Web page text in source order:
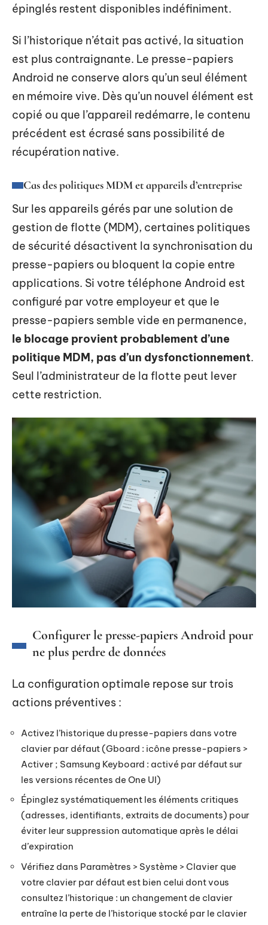
épinglés restent disponibles indéfiniment.
Si l’historique n’était pas activé, la situation
est plus contraignante. Le presse-papiers
Android ne conserve alors qu’un seul élément
en mémoire vive. Dès qu’un nouvel élément est
copié ou que l’appareil redémarre, le contenu
précédent est écrasé sans possibilité de
récupération native.
Cas des politiques MDM et appareils d’entreprise
Sur les appareils gérés par une solution de
gestion de flotte (MDM), certaines politiques
de sécurité désactivent la synchronisation du
presse-papiers ou bloquent la copie entre
applications. Si votre téléphone Android est
configuré par votre employeur et que le
presse-papiers semble vide en permanence,
le blocage provient probablement d’une
politique MDM, pas d’un dysfonctionnement.
Seul l’administrateur de la flotte peut lever
cette restriction.
Configurer le presse-papiers Android pour
ne plus perdre de données
La configuration optimale repose sur trois
actions préventives :
Activez l’historique du presse-papiers dans votre
clavier par défaut (Gboard : icône presse-papiers >
Activer ; Samsung Keyboard : activé par défaut sur
les versions récentes de One UI)
Épinglez systématiquement les éléments critiques
(adresses, identifiants, extraits de documents) pour
éviter leur suppression automatique après le délai
d’expiration
Vérifiez dans Paramètres > Système > Clavier que
votre clavier par défaut est bien celui dont vous
consultez l’historique : un changement de clavier
entraîne la perte de l’historique stocké par le clavier